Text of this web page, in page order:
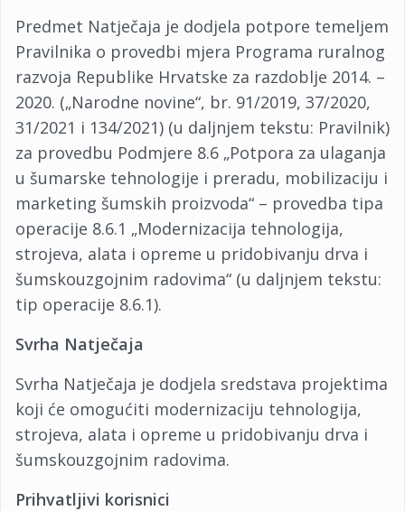
Predmet Natječaja je dodjela potpore temeljem
Pravilnika o provedbi mjera Programa ruralnog
razvoja Republike Hrvatske za razdoblje 2014. –
2020. („Narodne novine“, br. 91/2019, 37/2020,
31/2021 i 134/2021) (u daljnjem tekstu: Pravilnik)
za provedbu Podmjere 8.6 „Potpora za ulaganja
u šumarske tehnologije i preradu, mobilizaciju i
marketing šumskih proizvoda“ – provedba tipa
operacije 8.6.1 „Modernizacija tehnologija,
strojeva, alata i opreme u pridobivanju drva i
šumskouzgojnim radovima“ (u daljnjem tekstu:
tip operacije 8.6.1).
Svrha Natječaja
Svrha Natječaja je dodjela sredstava projektima
koji će omogućiti modernizaciju tehnologija,
strojeva, alata i opreme u pridobivanju drva i
šumskouzgojnim radovima.
Prihvatljivi korisnici